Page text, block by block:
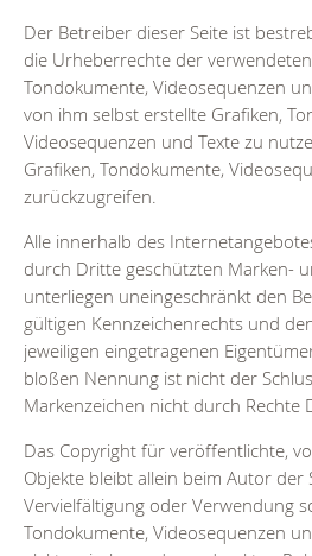
Der Betreiber dieser Seite ist
die Urheberrechte der
Tondokumente, Videosequenzen
von ihm selbst erstellte Grafiken,
Videosequenzen und Texte zu
Grafiken, Tondokumente,
zurückzugreifen.
Alle innerhalb des
durch Dritte geschützten Marken-
unterliegen uneingeschränkt den
gültigen Kennzeichenrechts und
jeweiligen eingetragenen
bloßen Nennung ist nicht der
Markenzeichen nicht durch Rechte
Das Copyright für veröffentlichte,
Objekte bleibt allein beim Autor der
Vervielfältigung oder Verwendung
Tondokumente, Videosequenzen